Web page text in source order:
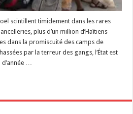
scintillent timidement dans les rares
plus d’un million d’Haïtiens
dans la promiscuité des camps de
par la terreur des gangs, l’État est
…